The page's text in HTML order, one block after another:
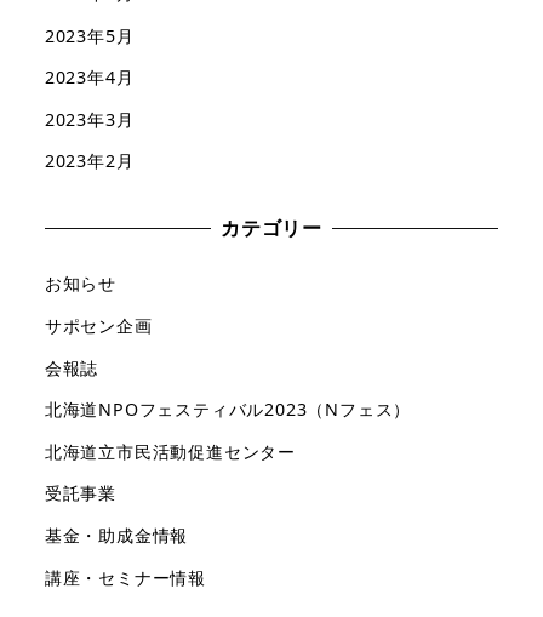
2023年5月
2023年4月
2023年3月
2023年2月
カテゴリー
お知らせ
サポセン企画
会報誌
北海道NPOフェスティバル2023（Nフェス）
北海道立市民活動促進センター
受託事業
基金・助成金情報
講座・セミナー情報